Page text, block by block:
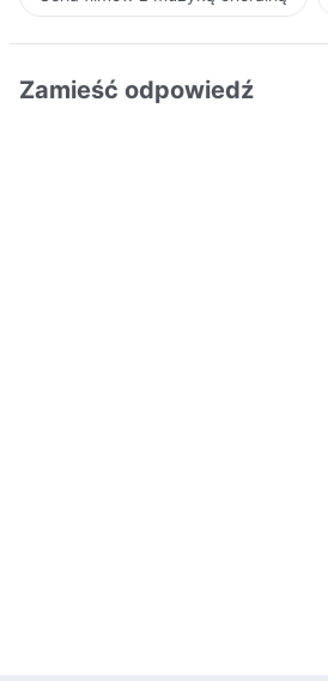
Zamieść odpowiedź